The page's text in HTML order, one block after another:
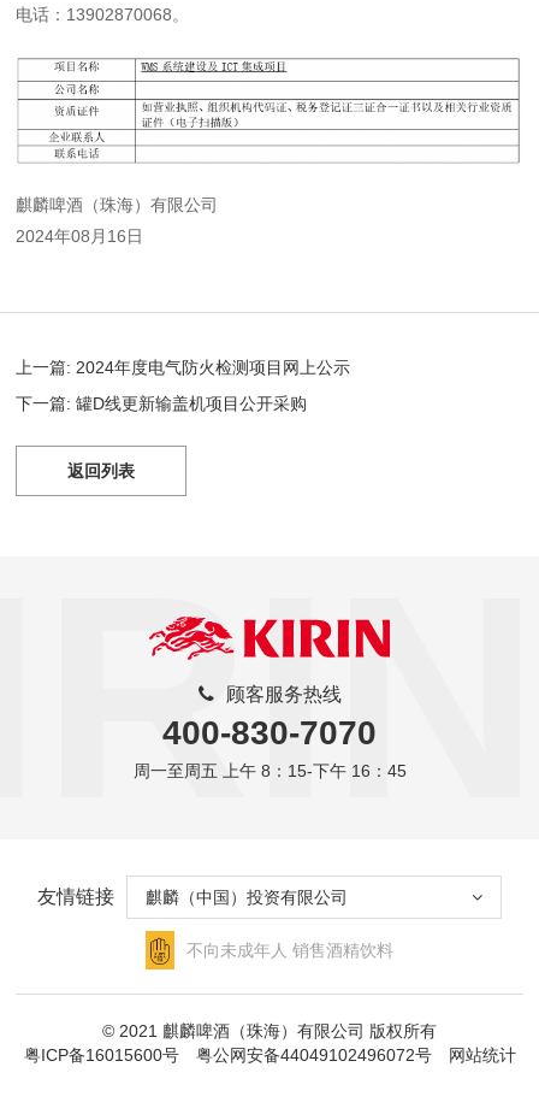
电话：13902870068。
麒麟啤酒（珠海）有限公司
2024年08月16日
上一篇: 2024年度电气防火检测项目网上公示
下一篇: 罐D线更新输盖机项目公开采购
返回列表
顾客服务热线
400-830-7070
周一至周五 上午 8：15-下午 16：45
友情链接 麒麟（中国）投资有限公司
不向未成年人 销售酒精饮料
© 2021 麒麟啤酒（珠海）有限公司 版权所有
粤ICP备16015600号
粤公网安备44049102496072号 网站统计